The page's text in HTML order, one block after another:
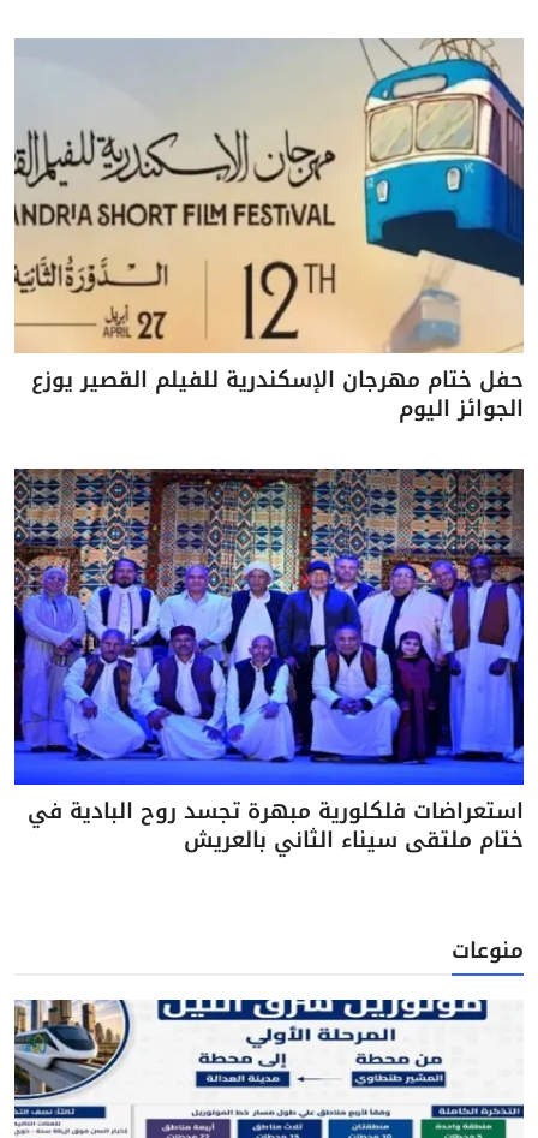
حفل ختام مهرجان الإسكندرية للفيلم القصير يوزع
الجوائز اليوم
استعراضات فلكلورية مبهرة تجسد روح البادية في
ختام ملتقى سيناء الثاني بالعريش
منوعات